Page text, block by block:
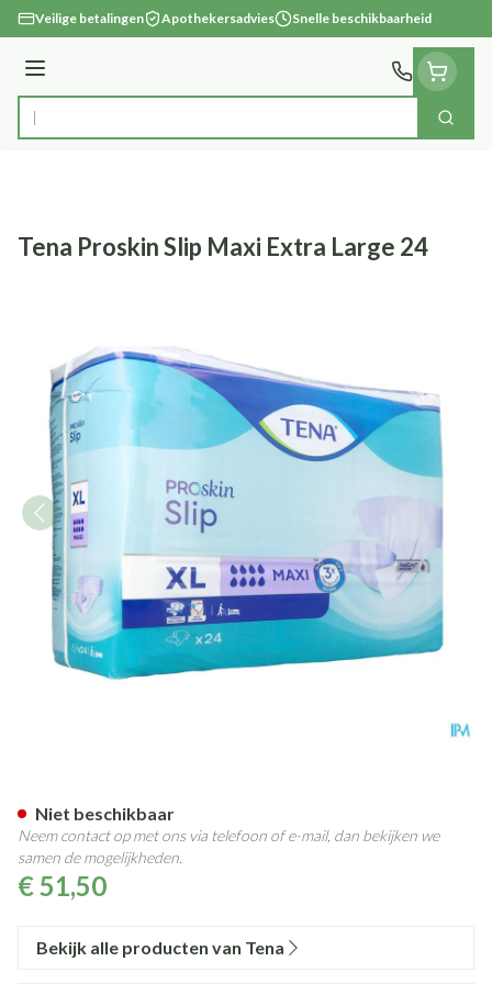
Ga naar de inhoud
Veilige betalingen Apothekersadvies Snelle beschikbaarheid
Menu
Product, merk, categorie... Zoek
Tena Proskin Slip Maxi Extra Large 24
€ 51,50
Niet beschikbaar
Neem contact op met ons via telefoon of e-mail, dan bekijken we
samen de mogelijkheden.
Bekijk alle producten van Tena